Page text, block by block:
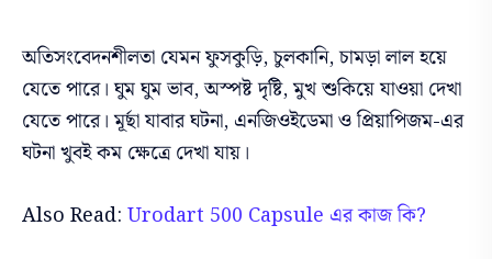
অতিসংবেদনশীলতা যেমন ফুসকুড়ি, চুলকানি, চামড়া লাল হয়ে
যেতে পারে। ঘুম ঘুম ভাব, অস্পষ্ট দৃষ্টি, মুখ শুকিয়ে যাওয়া দেখা
যেতে পারে। মূর্ছা যাবার ঘটনা, এনজিওইডেমা ও প্রিয়াপিজম-এর
ঘটনা খুবই কম ক্ষেত্রে দেখা যায়।
Also Read: Urodart 500 Capsule এর কাজ কি?